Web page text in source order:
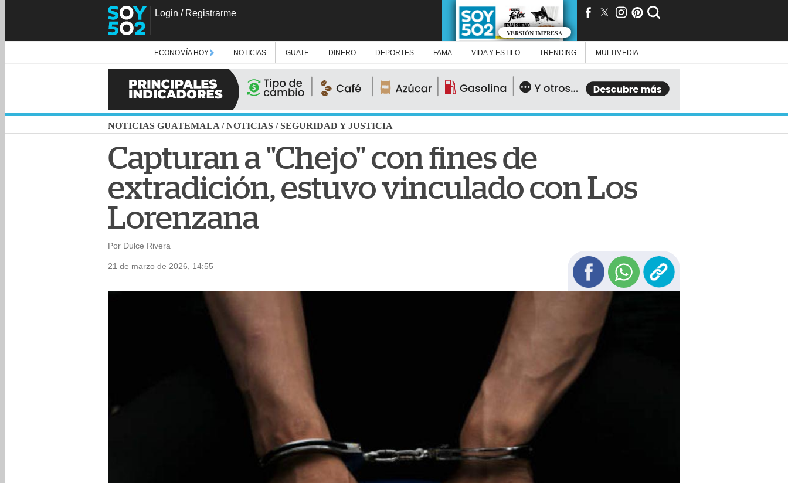
Login / Registrarme
VERSIÓN IMPRESA
ECONOMÍA HOY NOTICIAS GUATE DINERO DEPORTES FAMA VIDA Y ESTILO TRENDING MULTIMEDIA
NOTICIAS GUATEMALA /NOTICIAS /SEGURIDAD Y JUSTICIA
Capturan a "Chejo" con fines de
extradición, estuvo vinculado con Los
Lorenzana
Por Dulce Rivera
21 de marzo de 2026, 14:55